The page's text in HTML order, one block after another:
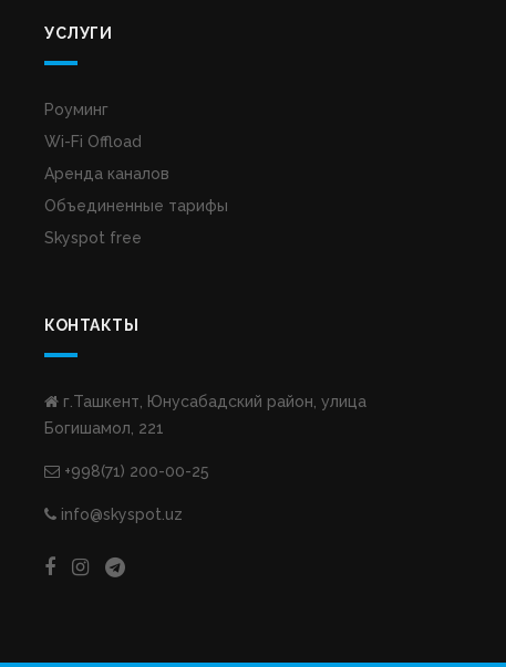
УСЛУГИ
Роуминг
Wi-Fi Offload
Аренда каналов
Объединенные тарифы
Skyspot free
КОНТАКТЫ
г.Ташкент, Юнусабадский район, улица
Богишамол, 221
+998(71) 200-00-25
info@skyspot.uz